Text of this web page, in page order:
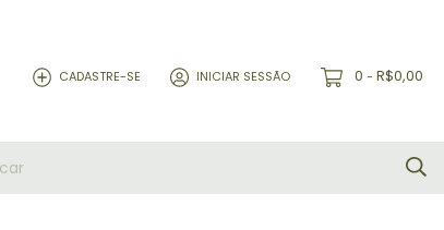
CADASTRE-SE INICIAR SESSÃO 0 - R$0,00